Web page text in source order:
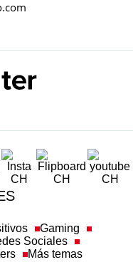
Gaming
Sociales
Más temas